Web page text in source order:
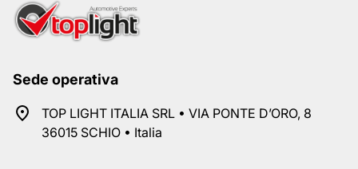
Sede operativa
TOP LIGHT ITALIA SRL • VIA PONTE D’ORO, 8
36015 SCHIO • Italia